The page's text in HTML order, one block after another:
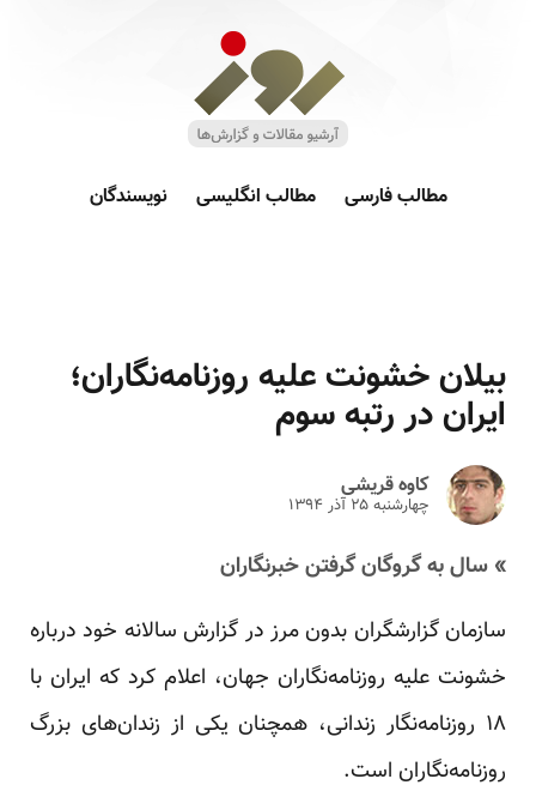
مطالب فارسی مطالب انگلیسی نویسندگان
بیلان خشونت علیه روزنامه‌نگاران؛
ایران در رتبه سوم
کاوه قریشی
چهارشنبه ۲۵ آذر ۱۳۹۴
» سال به گروگان گرفتن خبرنگاران
سازمان گزارشگران بدون مرز در گزارش سالانه خود درباره
خشونت علیه روزنامه‌نگاران جهان، اعلام کرد که ایران با
۱۸ روزنامه‌نگار زندانی، همچنان یکی از زندان‌های بزرگ
روزنامه‌نگاران است.